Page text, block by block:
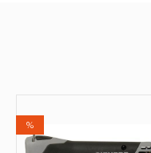
%